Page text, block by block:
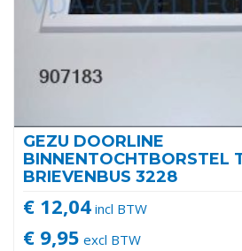
GEZU DOORLINE
BINNENTOCHTBORSTEL
BRIEVENBUS 3228
€ 12,04 incl BTW
€ 9,95 excl BTW